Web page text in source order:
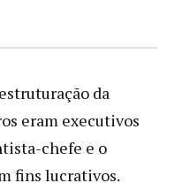
da
eram executivos
chefe e o
fins lucrativos.